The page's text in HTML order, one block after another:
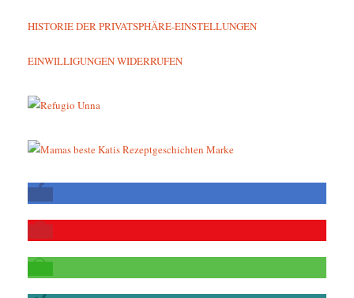
HISTORIE DER PRIVATSPHÄRE-EINSTELLUNGEN
EINWILLIGUNGEN WIDERRUFEN